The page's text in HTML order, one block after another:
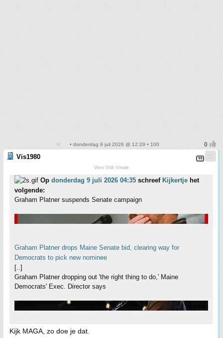
• donderdag 9 juli 2026 @ 12:29 • 100
Vis1980
Veni Vidi Vissie
Op donderdag 9 juli 2026 04:35 schreef Kijkertje het
volgende:
Graham Platner suspends Senate campaign
Graham Platner drops Maine Senate bid, clearing way for
Democrats to pick new nominee
[..]
Graham Platner dropping out 'the right thing to do,' Maine
Democrats' Exec. Director says
Kijk MAGA, zo doe je dat.